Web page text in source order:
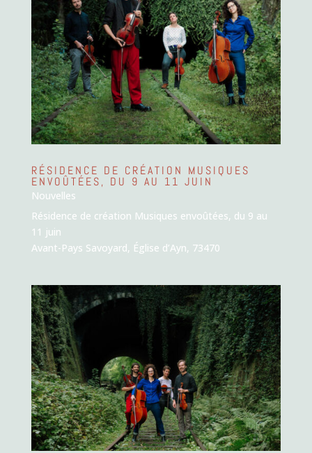
RÉSIDENCE DE CRÉATION MUSIQUES
ENVOÛTÉES, DU 9 AU 11 JUIN
Nouvelles
Résidence de création Musiques envoûtées, du 9 au
11 juin
Avant-Pays Savoyard, Église d’Ayn, 73470